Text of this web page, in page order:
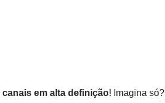
canais em alta definição! Imagina só?